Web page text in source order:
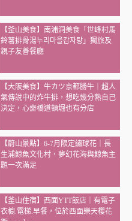
【釜山美食】南浦洞美食「世峰村馬
鈴薯排骨湯누리마을감자탕」獨旅及
親子友善餐廳
【大阪美食】牛カツ京都勝牛｜超人
氣傳說中的炸牛排，想吃幾分熟自己
決定，心齋橋道頓堀也有分店
【蔚山景點】6-7月限定繡球花｜長
生浦鯨魚文化村，夢幻花海與鯨魚主
題一次滿足
【釜山住宿】西面YTT飯店｜有電子
衣櫥.電梯.早餐，位於西面樂天櫻花